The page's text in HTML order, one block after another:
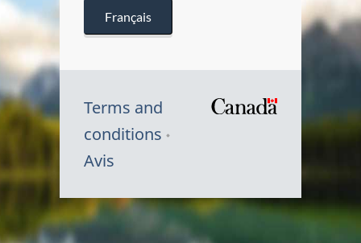
Français
Terms and
conditions
Avis
Symbole
du